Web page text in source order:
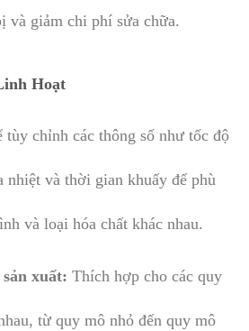
và giảm chi phí sửa chữa.
Hoạt
tùy chỉnh các thông số như tốc độ
nhiệt và thời gian khuấy để phù
và loại hóa chất khác nhau.
xuất: Thích hợp cho các quy
từ quy mô nhỏ đến quy mô